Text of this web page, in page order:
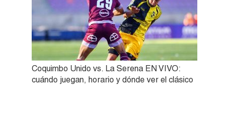
Coquimbo Unido vs. La Serena EN VIVO:
cuándo juegan, horario y dónde ver el clásico